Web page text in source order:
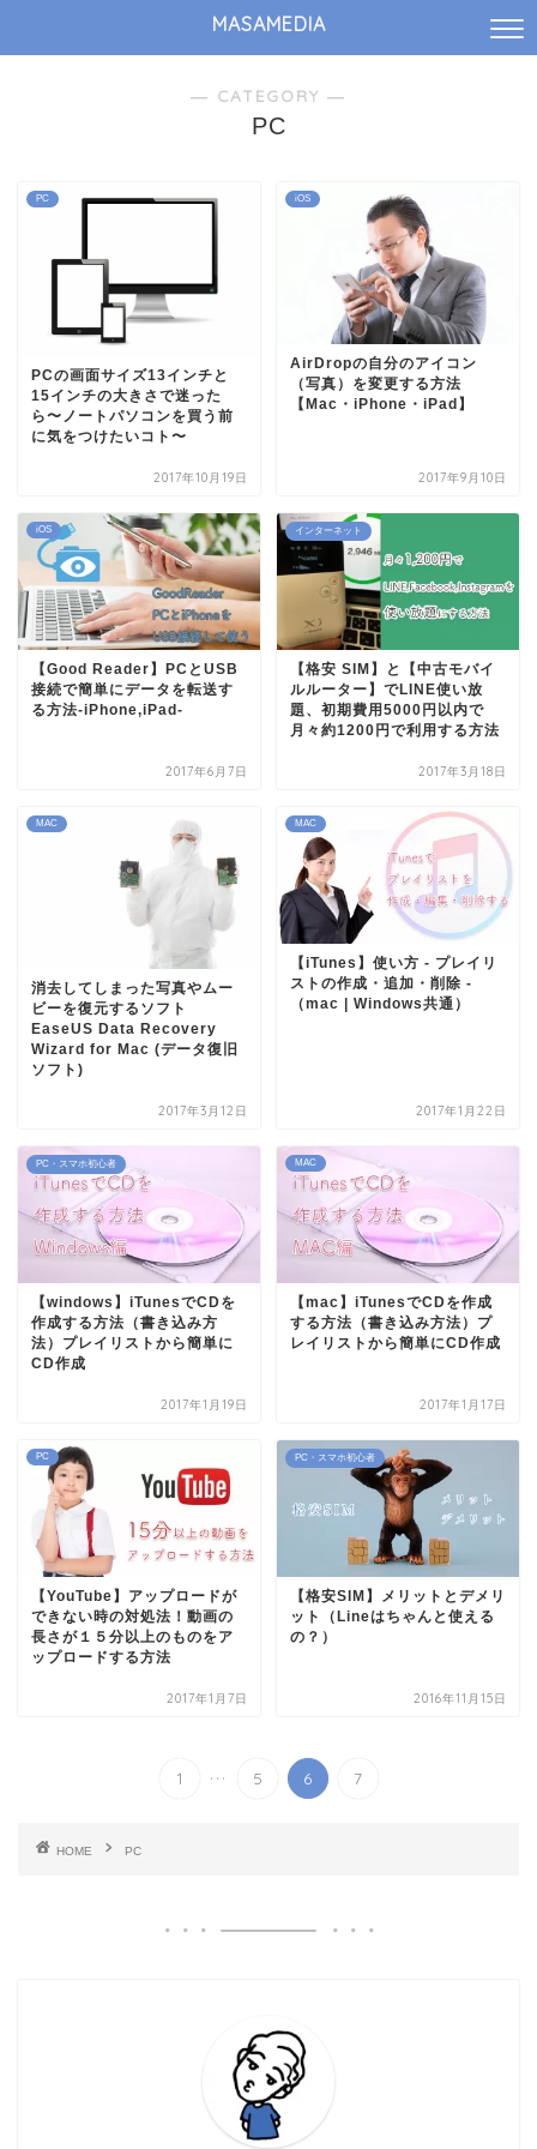
MASAMEDIA
― CATEGORY ―
PC
PC
PCの画面サイズ13インチと
15インチの大きさで迷った
ら〜ノートパソコンを買う前
に気をつけたいコト〜
2017年10月19日
iOS
AirDropの自分のアイコン
（写真）を変更する方法
【Mac・iPhone・iPad】
2017年9月10日
iOS
【Good Reader】PCとUSB
接続で簡単にデータを転送す
る方法-iPhone,iPad-
2017年6月7日
インターネット
【格安 SIM】と【中古モバイ
ルルーター】でLINE使い放
題、初期費用5000円以内で
月々約1200円で利用する方法
2017年3月18日
MAC
消去してしまった写真やムー
ビーを復元するソフト
EaseUS Data Recovery
Wizard for Mac (データ復旧
ソフト)
2017年3月12日
MAC
【iTunes】使い方 - プレイリ
ストの作成・追加・削除 -
（mac | Windows共通）
2017年1月22日
PC・スマホ初心者
【windows】iTunesでCDを
作成する方法（書き込み方
法）プレイリストから簡単に
CD作成
2017年1月19日
MAC
【mac】iTunesでCDを作成
する方法（書き込み方法）プ
レイリストから簡単にCD作成
2017年1月17日
PC
【YouTube】アップロードが
できない時の対処法！動画の
長さが１５分以上のものをア
ップロードする方法
2017年1月7日
PC・スマホ初心者
【格安SIM】メリットとデメリ
ット（Lineはちゃんと使える
の？）
2016年11月15日
1 ... 5 6 7
HOME PC